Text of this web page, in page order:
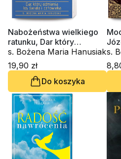
Nabożeństwa wielkiego
ratunku, Dar który
odmienia los świata i
człowieka
s. Bożena Maria Hanusiak
19,90 zł
Do koszyka
s.